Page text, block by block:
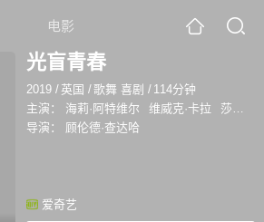
电影
光盲青春
2019 / 英国 /歌舞 喜剧 / 114分钟
主演：
海莉·阿特维尔 维威克·卡拉
莎莉·菲利普斯
导演：
顾伦德·查达哈
爱奇艺